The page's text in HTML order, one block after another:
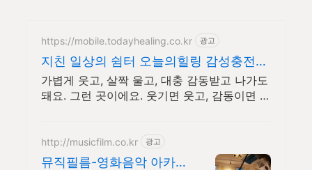
https://mobile.todayhealing.co.kr 광고
지친 일상의 쉼터 오늘의힐링 감성충전
하루 5분 힐링타임
가볍게 웃고, 살짝 울고, 대충 감동받고 나가도
돼요. 그런 곳이에요. 웃기면 웃고, 감동이면 울
http://musicfilm.co.kr 광고
뮤직필름-영화음악 아카